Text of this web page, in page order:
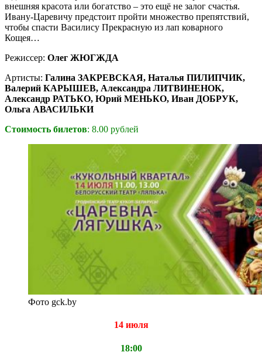
внешняя красота или богатство – это ещё не залог счастья.
Ивану-Царевичу предстоит пройти множество препятствий,
чтобы спасти Василису Прекрасную из лап коварного
Кощея…
Режиссер: Олег ЖЮГЖДА
Артисты: Галина ЗАКРЕВСКАЯ, Наталья ПИЛИПЧИК,
Валерий КАРЫШЕВ, Александра ЛИТВИНЕНОК,
Александр РАТЬКО, Юрий МЕНЬКО, Иван ДОБРУК,
Ольга АВАСИЛЬКИ
Стоимость билетов: 8.00 рублей
Фото gck.by
14 июля
18:00